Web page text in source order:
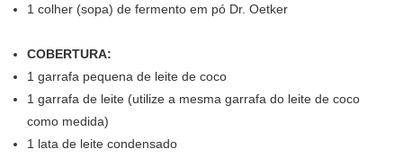
1 colher (sopa) de fermento em pó Dr. Oetker
COBERTURA:
1 garrafa pequena de leite de coco
1 garrafa de leite (utilize a mesma garrafa do leite de coco
como medida)
1 lata de leite condensado